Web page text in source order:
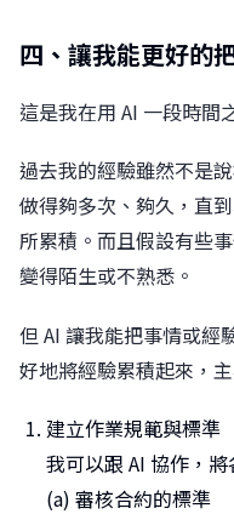
四、讓我能更好的
這是我在用 AI 一段時間
過去我的經驗雖然不是
做得夠多次、夠久，直
所累積。而且假設有些
變得陌生或不熟悉。
但 AI 讓我能把事情或經
好地將經驗累積起來，
建立作業規範與標準
我可以跟 AI 協作，
(a) 審核合約的標準